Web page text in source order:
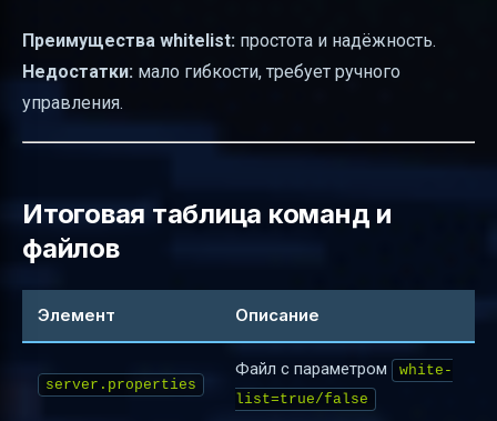
Преимущества whitelist: простота и надёжность.
Недостатки: мало гибкости, требует ручного
управления.
Итоговая таблица команд и
файлов
Элемент Описание
server.properties
Файл с параметром
white-
list=true/false